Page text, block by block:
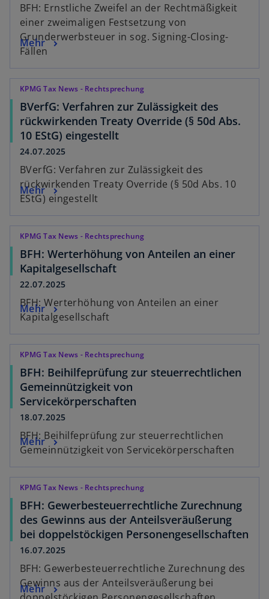
BFH: Ernstliche Zweifel an der Rechtmäßigkeit
einer zweimaligen Festsetzung von
Grunderwerbsteuer in sog. Signing-Closing-
Fällen
Mehr
KPMG Tax News - Rechtsprechung
BVerfG: Verfahren zur Zulässigkeit des
rückwirkenden Treaty Override (§ 50d Abs.
10 EStG) eingestellt
24.07.2025
BVerfG: Verfahren zur Zulässigkeit des
rückwirkenden Treaty Override (§ 50d Abs. 10
EStG) eingestellt
Mehr
KPMG Tax News - Rechtsprechung
BFH: Werterhöhung von Anteilen an einer
Kapitalgesellschaft
22.07.2025
BFH: Werterhöhung von Anteilen an einer
Kapitalgesellschaft
Mehr
KPMG Tax News - Rechtsprechung
BFH: Beihilfeprüfung zur steuerrechtlichen
Gemeinnützigkeit von
Servicekörperschaften
18.07.2025
BFH: Beihilfeprüfung zur steuerrechtlichen
Gemeinnützigkeit von Servicekörperschaften
Mehr
KPMG Tax News - Rechtsprechung
BFH: Gewerbesteuerrechtliche Zurechnung
des Gewinns aus der Anteilsveräußerung
bei doppelstöckigen Personengesellschaften
16.07.2025
BFH: Gewerbesteuerrechtliche Zurechnung des
Gewinns aus der Anteilsveräußerung bei
Mehr